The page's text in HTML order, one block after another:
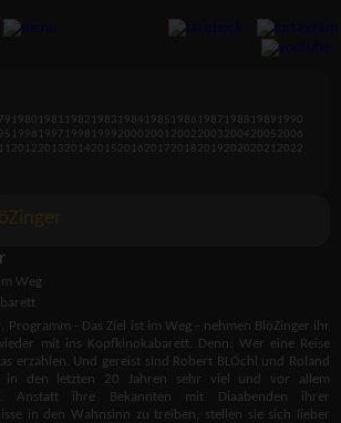
1980 1981 1982 1983 1984 1985 1986 1987 1988 1989 1990
1996 1997 1998 19992000 2001 20022003 2004 20052006
20122013 2014 2015201620172018 20192020 2021 2022
Weg
Programm - Das Ziel ist im Weg - nehmen BlöZinger ihr
mit ins Kopfkinokabarett. Denn: Wer eine Reise
erzählen. Und gereist sind Robert BLÖchl und Roland
in den letzten 20 Jahren sehr viel und vor allem
Anstatt ihre Bekannten mit Diaabenden ihrer
in den Wahnsinn zu treiben, stellen sie sich lieber